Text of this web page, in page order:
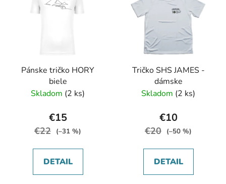
Pánske tričko HORY
biele
Skladom (2 ks)
€15
€22 (–31 %)
DETAIL
Tričko SHS JAMES -
dámske
Skladom (2 ks)
€10
€20 (–50 %)
DETAIL